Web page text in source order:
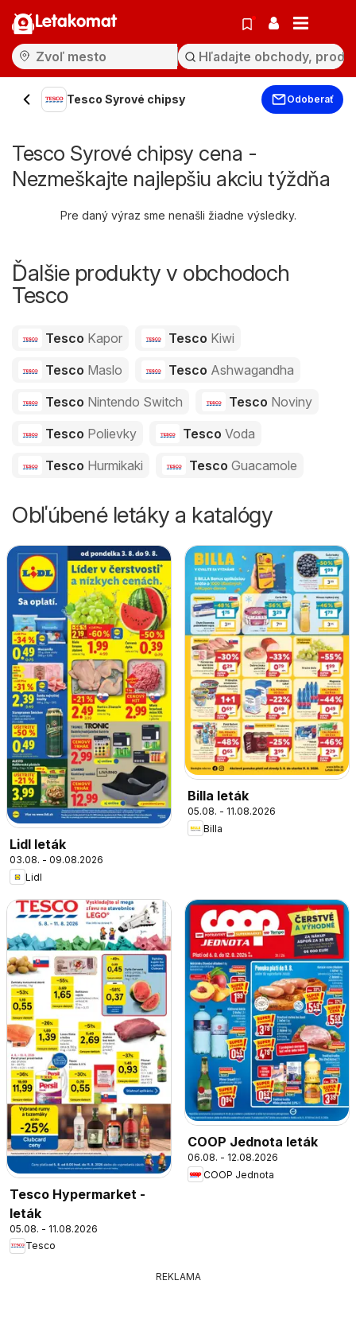
Letakomat
Tesco Syrové chipsy Odoberať
Tesco Syrové chipsy cena -
Nezmeškajte najlepšiu akciu týždňa
Pre daný výraz sme nenašli žiadne výsledky.
Ďalšie produkty v obchodoch
Tesco
Tesco Kapor Tesco Kiwi
Tesco Maslo Tesco Ashwagandha
Tesco Nintendo Switch Tesco Noviny
Tesco Polievky Tesco Voda
Tesco Hurmikaki Tesco Guacamole
Obľúbené letáky a katalógy
Lidl leták
03.08. - 09.08.2026
Lidl
Billa leták
05.08. - 11.08.2026
Billa
Tesco Hypermarket -
leták
05.08. - 11.08.2026
Tesco
COOP Jednota leták
06.08. - 12.08.2026
COOP Jednota
REKLAMA